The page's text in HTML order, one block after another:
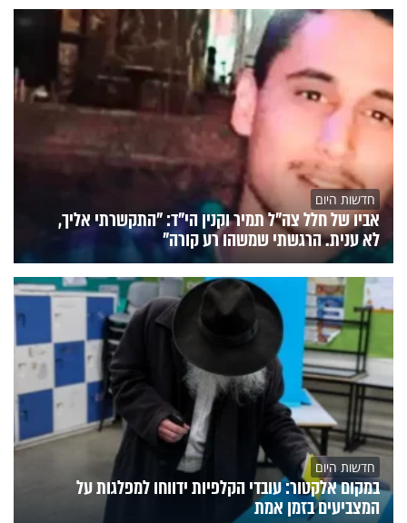
חדשות היום
אביו של חלל צה"ל תמיר וקנין הי"ד: "התקשרתי אליך,
לא ענית. הרגשתי שמשהו רע קורה"
חדשות היום
במקום אלקטור: עובדי הקלפיות ידווחו למפלגות על
המצביעים בזמן אמת